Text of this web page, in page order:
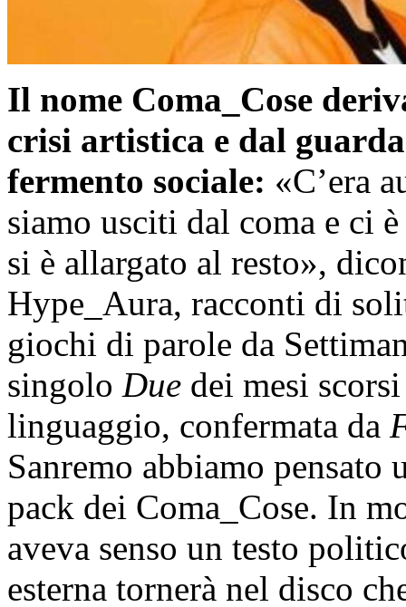
Il nome Coma_Cose
crisi artistica e dal
fermento sociale: «C’era
siamo usciti dal coma e ci
si è allargato al resto»,
Hype_Aura, racconti di
giochi di parole da
singolo Due dei mesi
linguaggio, confermata da
Sanremo abbiamo pensato
pack dei Coma_Cose. In
aveva senso un testo
esterna tornerà nel disco